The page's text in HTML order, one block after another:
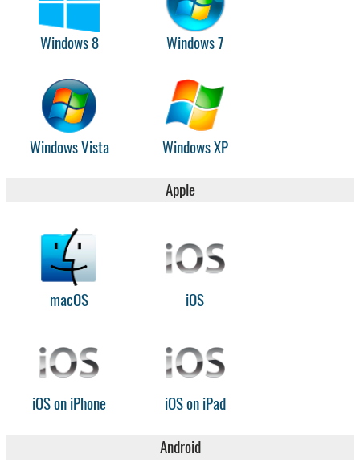
Windows 8 Windows 7
Windows Vista Windows XP
Apple
macOS iOS
iOS on iPhone iOS on iPad
Android